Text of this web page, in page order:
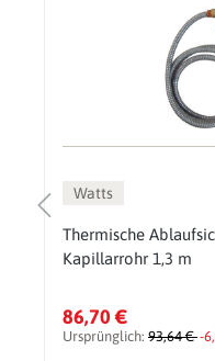
Watts
Thermische
Kapillarrohr 1,3 m
86,70 €
Ursprünglich: 93,64 €-